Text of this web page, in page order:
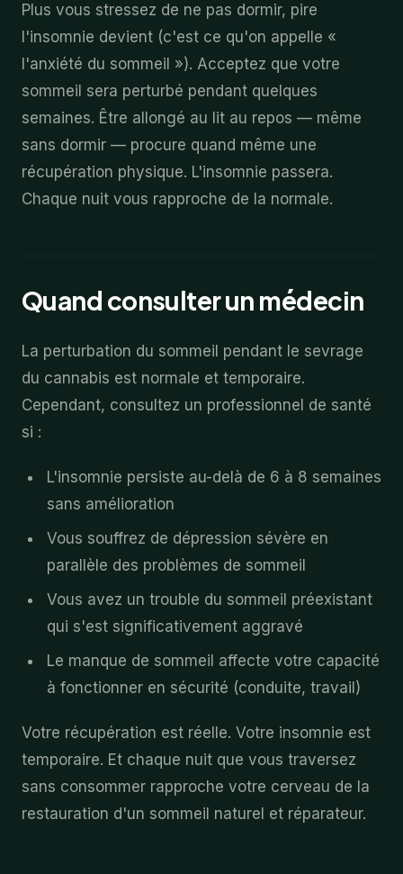
Plus vous stressez de ne pas dormir, pire
l'insomnie devient (c'est ce qu'on appelle «
l'anxiété du sommeil »). Acceptez que votre
sommeil sera perturbé pendant quelques
semaines. Être allongé au lit au repos — même
sans dormir — procure quand même une
récupération physique. L'insomnie passera.
Chaque nuit vous rapproche de la normale.
Quand consulter un médecin
La perturbation du sommeil pendant le sevrage
du cannabis est normale et temporaire.
Cependant, consultez un professionnel de santé
si :
L'insomnie persiste au-delà de 6 à 8 semaines
sans amélioration
Vous souffrez de dépression sévère en
parallèle des problèmes de sommeil
Vous avez un trouble du sommeil préexistant
qui s'est significativement aggravé
Le manque de sommeil affecte votre capacité
à fonctionner en sécurité (conduite, travail)
Votre récupération est réelle. Votre insomnie est
temporaire. Et chaque nuit que vous traversez
sans consommer rapproche votre cerveau de la
restauration d'un sommeil naturel et réparateur.